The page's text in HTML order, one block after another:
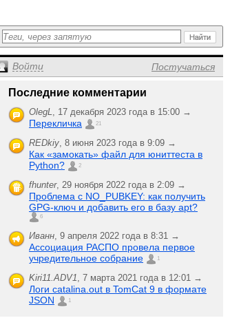
Войти Постучаться
Последние комментарии
OlegL, 17 декабря 2023 года в 15:00 →
Перекличка 21
REDkiy, 8 июня 2023 года в 9:09 →
Как «замокать» файл для юниттеста в
Python?
2
fhunter, 29 ноября 2022 года в 2:09 →
Проблема с NO_PUBKEY: как получить
GPG-ключ и добавить его в базу apt?
6
Иванн, 9 апреля 2022 года в 8:31 →
Ассоциация РАСПО провела первое
учредительное собрание
1
Kiri11.ADV1, 7 марта 2021 года в 12:01 →
Логи catalina.out в TomCat 9 в формате
JSON
1